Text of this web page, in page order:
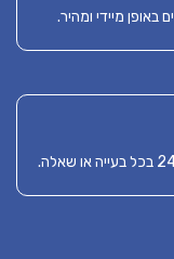
מיידי ומהיר.